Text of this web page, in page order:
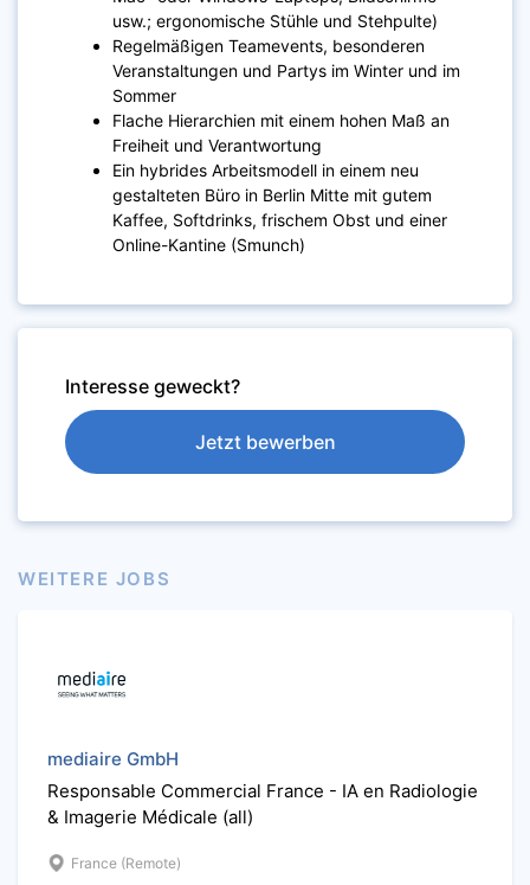
usw.; ergonomische Stühle und Stehpulte)
Regelmäßigen Teamevents, besonderen
Veranstaltungen und Partys im Winter und im
Sommer
Flache Hierarchien mit einem hohen Maß an
Freiheit und Verantwortung
Ein hybrides Arbeitsmodell in einem neu
gestalteten Büro in Berlin Mitte mit gutem
Kaffee, Softdrinks, frischem Obst und einer
Online-Kantine (Smunch)
Interesse geweckt?
Jetzt bewerben
WEITERE JOBS
mediaire GmbH
Responsable Commercial France - IA en Radiologie
& Imagerie Médicale (all)
France (Remote)